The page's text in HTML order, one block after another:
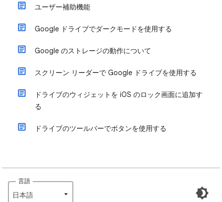
ユーザー補助機能
Google ドライブでダークモードを使用する
Google のストレージの動作について
スクリーン リーダーで Google ドライブを使用する
ドライブのウィジェットを iOS のロック画面に追加す
る
ドライブのツールバーでボタンを使用する
言語
日本語‎